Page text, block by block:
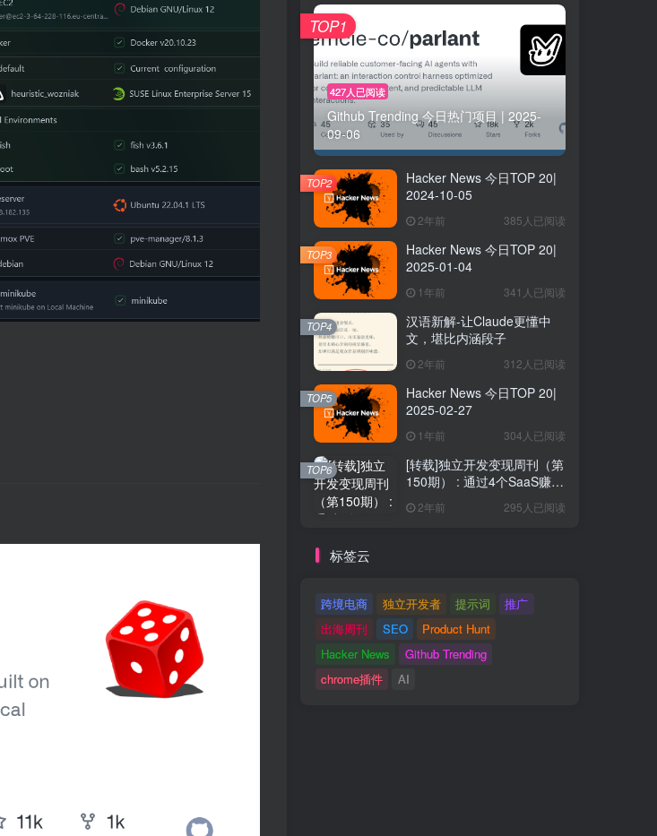
427人已阅读
Github Trending 今日热门项目 | 2025-
09-06
TOP1
Hacker News 今日TOP 20|
2024-10-05
2年前 385人已阅读
TOP2
Hacker News 今日TOP 20|
2025-01-04
1年前 341人已阅读
TOP3
汉语新解-让Claude更懂中
文，堪比内涵段子
2年前 312人已阅读
TOP4
Hacker News 今日TOP 20|
2025-02-27
1年前 304人已阅读
TOP5
[转载]独立开发变现周刊（第
150期） : 通过4个SaaS赚取
2年前 295人已阅读
TOP6
标签云
跨境电商 独立开发者 提示词
推广
出海周刊
SEO
Product Hunt
Hacker News
Github Trending
chrome插件
AI